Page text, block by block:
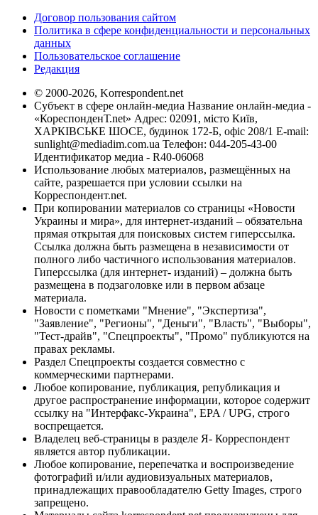
Договор пользования сайтом
Политика в сфере конфиденциальности и персональных
данных
Пользовательское соглашение
Редакция
© 2000-2026, Korrespondent.net
Субъект в сфере онлайн-медиа Название онлайн-медиа -
«КореспонденТ.net» Адрес: 02091, місто Київ,
ХАРКІВСЬКЕ ШОСЕ, будинок 172-Б, офіс 208/1 E-mail:
sunlight@mediadim.com.ua Телефон: 044-205-43-00
Идентификатор медиа - R40-06068
Использование любых материалов, размещённых на
сайте, разрешается при условии ссылки на
Корреспондент.net.
При копировании материалов со страницы «Новости
Украины и мира», для интернет-изданий – обязательна
прямая открытая для поисковых систем гиперссылка.
Ссылка должна быть размещена в независимости от
полного либо частичного использования материалов.
Гиперссылка (для интернет- изданий) – должна быть
размещена в подзаголовке или в первом абзаце
материала.
Новости с пометками "Мнение", "Экспертиза",
"Заявление", "Регионы", "Деньги", "Власть", "Выборы",
"Тест-драйв", "Спецпроекты", "Промо" публикуются на
правах рекламы.
Раздел Спецпроекты создается совместно с
коммерческими партнерами.
Любое копирование, публикация, републикация и
другое распространение информации, которое содержит
ссылку на "Интерфакс-Украина", EPA / UPG, строго
воспрещается.
Владелец веб-страницы в разделе Я- Корреспондент
является автор публикации.
Любое копирование, перепечатка и воспроизведение
фотографий и/или аудиовизуальных материалов,
принадлежащих правообладателю Getty Images, строго
запрещено.